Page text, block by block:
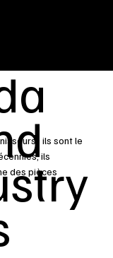
: ils sont le
ils
des pièces